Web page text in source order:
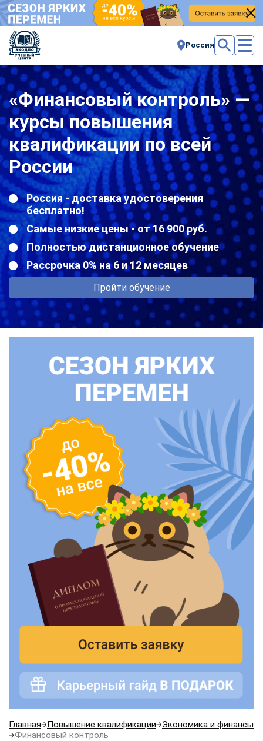
Россия
«Финансовый контроль» —
курсы повышения
квалификации по всей
России
Россия - доставка удостоверения
бесплатно!
Самые низкие цены - от 16 900 руб.
Полностью дистанционное обучение
Рассрочка 0% на 6 и 12 месяцев
Пройти обучение
Главная Повышение квалификации
Экономика и финансы
Финансовый контроль